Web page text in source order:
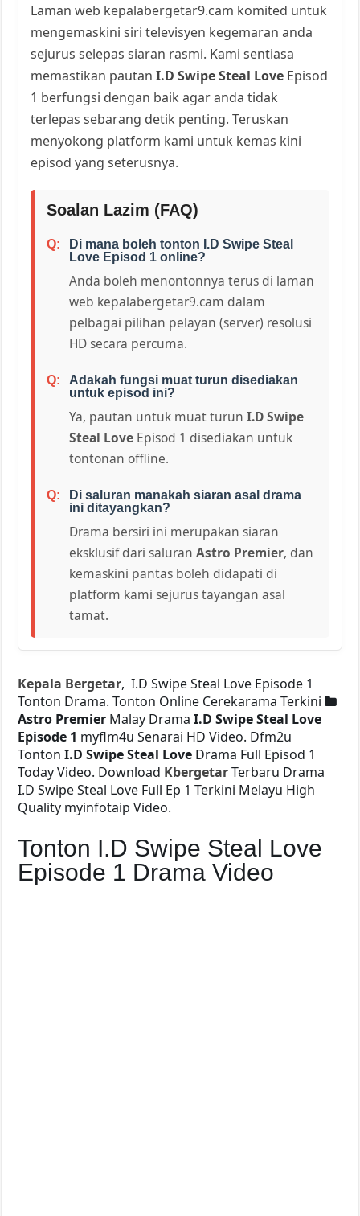
Laman web kepalabergetar9.cam komited untuk
mengemaskini siri televisyen kegemaran anda
sejurus selepas siaran rasmi. Kami sentiasa
memastikan pautanI.D Swipe Steal Love Episod
1 berfungsi dengan baik agar anda tidak
terlepas sebarang detik penting. Teruskan
menyokong platform kami untuk kemas kini
episod yang seterusnya.
Soalan Lazim (FAQ)
Di mana boleh tonton I.D Swipe Steal
Love Episod 1 online?
Anda boleh menontonnya terus di laman
web kepalabergetar9.cam dalam
pelbagai pilihan pelayan (server) resolusi
HD secara percuma.
Adakah fungsi muat turun disediakan
untuk episod ini?
Ya, pautan untuk muat turunI.D Swipe
Steal Love Episod 1 disediakan untuk
tontonan offline.
Di saluran manakah siaran asal drama
ini ditayangkan?
Drama bersiri ini merupakan siaran
eksklusif dari saluranAstro Premier, dan
kemaskini pantas boleh didapati di
platform kami sejurus tayangan asal
tamat.
Kepala Bergetar, I.D Swipe Steal Love Episode 1
Tonton Drama. Tonton Online Cerekarama Terkini
Astro Premier Malay DramaI.D Swipe Steal Love
Episode 1 myflm4u Senarai HD Video. Dfm2u
TontonI.D Swipe Steal Love Drama Full Episod 1
Today Video. Download KbergetarTerbaru Drama
I.D Swipe Steal Love Full Ep 1 Terkini Melayu High
Quality myinfotaip Video.
Tonton I.D Swipe Steal Love
Episode 1 Drama Video